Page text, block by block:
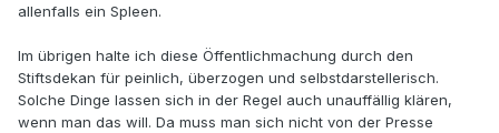
allenfalls ein Spleen.
Im übrigen halte ich diese Öffentlichmachung durch den
Stiftsdekan für peinlich, überzogen und selbstdarstellerisch.
Solche Dinge lassen sich in der Regel auch unauffällig klären,
wenn man das will. Da muss man sich nicht von der Presse